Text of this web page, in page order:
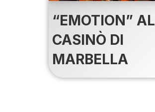
“EMOTION” AL
CASINÒ DI
MARBELLA